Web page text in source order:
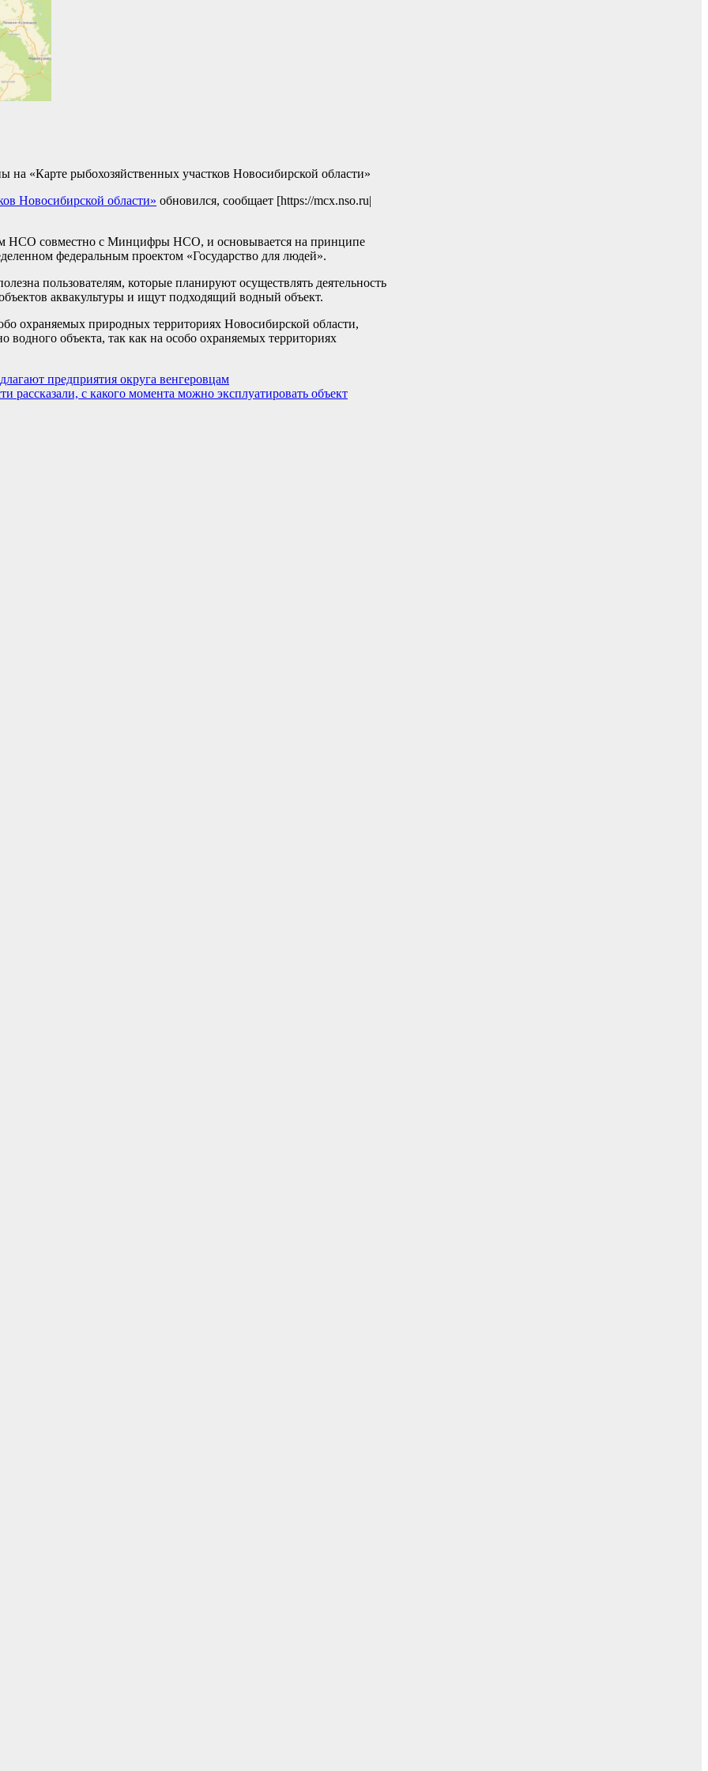
на «Карте рыбохозяйственных участков Новосибирской области»
Новосибирской области» обновился, сообщает [https://mcx.nso.ru|
НСО совместно с Минцифры НСО, и основывается на принципе
федеральным проектом «Государство для людей».
пользователям, которые планируют осуществлять деятельность
аквакультуры и ищут подходящий водный объект.
охраняемых природных территориях Новосибирской области,
объекта, так как на особо охраняемых территориях
предприятия округа венгеровцам
рассказали, с какого момента можно эксплуатировать объект